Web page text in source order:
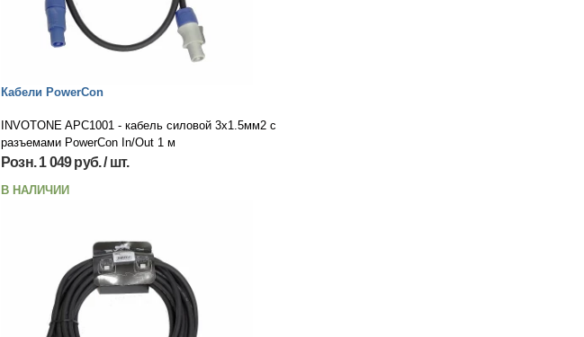
Кабели PowerCon
INVOTONE APC1001 - кабель силовой 3х1.5мм2 с
разъемами PowerCon In/Out 1 м
Розн. 1 049 руб. / шт.
В НАЛИЧИИ